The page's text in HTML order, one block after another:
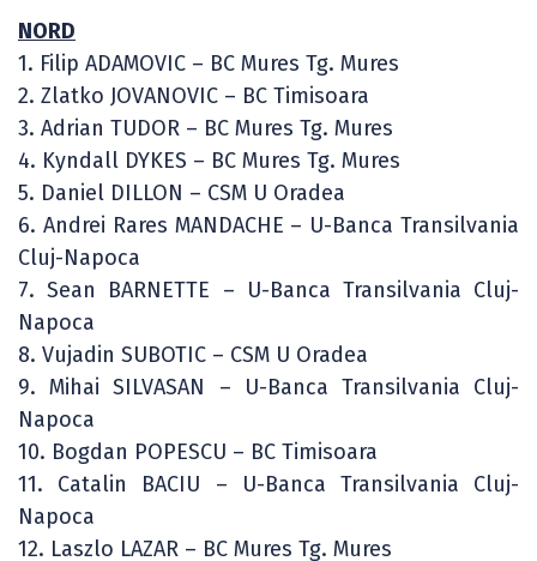
NORD
1. Filip ADAMOVIC – BC Mures Tg. Mures
2. Zlatko JOVANOVIC – BC Timisoara
3. Adrian TUDOR – BC Mures Tg. Mures
4. Kyndall DYKES – BC Mures Tg. Mures
5. Daniel DILLON – CSM U Oradea
6. Andrei Rares MANDACHE – U-Banca Transilvania
Cluj-Napoca
7. Sean BARNETTE – U-Banca Transilvania Cluj-
Napoca
8. Vujadin SUBOTIC – CSM U Oradea
9. Mihai SILVASAN – U-Banca Transilvania Cluj-
Napoca
10. Bogdan POPESCU – BC Timisoara
11. Catalin BACIU – U-Banca Transilvania Cluj-
Napoca
12. Laszlo LAZAR – BC Mures Tg. Mures